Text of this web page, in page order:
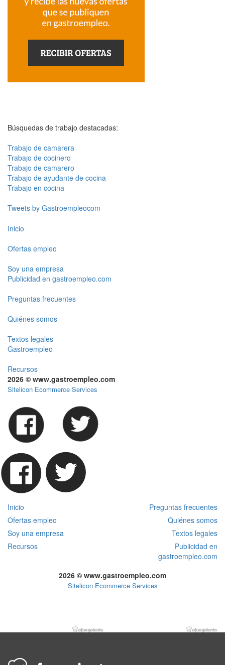
Búsquedas de trabajo destacadas:
Trabajo de camarera
Trabajo de cocinero
Trabajo de camarero
Trabajo de ayudante de cocina
Trabajo en cocina
Tweets by Gastroempleocom
Inicio
Ofertas empleo
Soy una empresa
Publicidad en gastroempleo.com
Preguntas frecuentes
Quiénes somos
Textos legales
Gastroempleo
Recursos
2026 © www.gastroempleo.com
Sitelicon Ecommerce Services
Inicio
Preguntas frecuentes
Ofertas empleo
Quiénes somos
Soy una empresa
Textos legales
Recursos
Publicidad en
gastroempleo.com
2026 © www.gastroempleo.com
Sitelicon Ecommerce Services